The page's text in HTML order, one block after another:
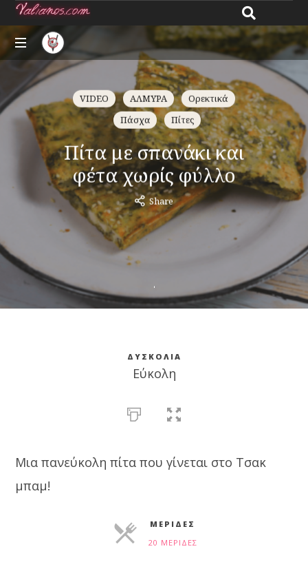
Giannos
Valianos
All
about
recipes
VIDEO ΑΛΜΥΡΑ
Ορεκτικά
Πάσχα
Πίτες
Πίτα με σπανάκι και
φέτα χωρίς φύλλο
Share
ΔΥΣΚΟΛΊΑ
Εύκολη
Μια πανεύκολη πίτα που γίνεται στο Τσακ
μπαμ!
ΜΕΡΊΔΕΣ
20 ΜΕΡΊΔΕΣ